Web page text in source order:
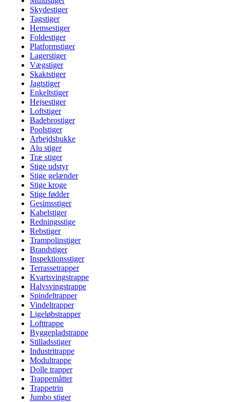
Skydestiger
Tagstiger
Hemsestiger
Foldestiger
Platformstiger
Lagerstiger
Vægstiger
Skaktstiger
Jagtstiger
Enkeltstiger
Hejsestiger
Loftstiger
Badebrostiger
Poolstiger
Arbejdsbukke
Alu stiger
Træ stiger
Stige udstyr
Stige gelænder
Stige kroge
Stige fødder
Gesimsstiger
Kabelstiger
Redningsstige
Rebstiger
Trampolinstiger
Brandstiger
Inspektionsstiger
Terrassetrapper
Kvartsvingstrappe
Halvsvingstrappe
Spindeltrapper
Vindeltrapper
Ligeløbstrapper
Lofttrappe
Byggepladstrappe
Stilladsstiger
Industritrappe
Modultrappe
Dolle trapper
Trappemåtter
Trappetrin
Jumbo stiger